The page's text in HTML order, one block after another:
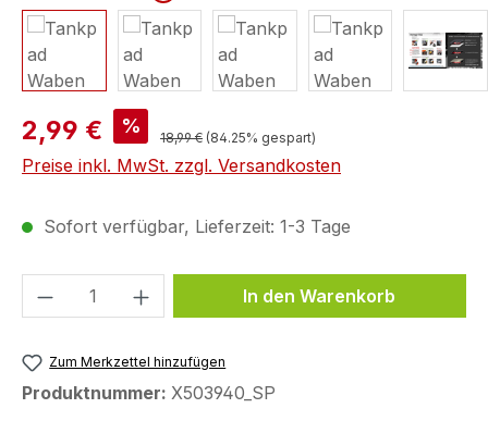
2,99 € %
18,99 € (84.25% gespart)
Preise inkl. MwSt. zzgl. Versandkosten
Sofort verfügbar, Lieferzeit: 1-3 Tage
Produkt Anzahl: Gib denIn den Warenkorb
Zum Merkzettel hinzufügen
Produktnummer: X503940_SP